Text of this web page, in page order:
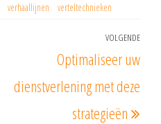
verhaallijnen verteltechnieken
VOLGENDE
Optimaliseer uw
dienstverlening met deze
strategieën